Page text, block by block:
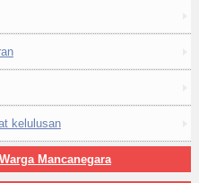
kelulusan
Mancanegara